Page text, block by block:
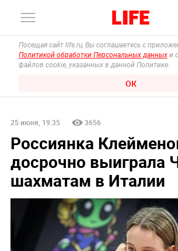
Посещая сайт life.ru, Вы соглашаетесь с
Политикой обработки Персональных данных и
файлов cookie, указанных в данной Политике.
ОК
25 июня, 19:35 3656
Россиянка
досрочно выиграла
шахматам в Италии